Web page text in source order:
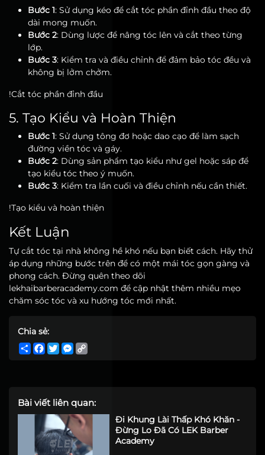
Bước 1: Sử dụng kéo để cắt tóc phần đỉnh đầu theo độ
dài mong muốn.
Bước 2: Dùng lược để nâng tóc lên và cắt theo từng
lớp.
Bước 3: Kiểm tra và điều chỉnh để đảm bảo tóc đều và
không bị lởm chởm.
!Cắt tóc phần đỉnh đầu
5. Tạo Kiểu và Hoàn Thiện
Bước 1: Sử dụng tông đơ hoặc dao cạo để làm sạch
đường viền tóc và gáy.
Bước 2: Dùng sản phẩm tạo kiểu như gel hoặc sáp để
tạo kiểu tóc theo ý muốn.
Bước 3: Kiểm tra lần cuối và điều chỉnh nếu cần thiết.
!Tạo kiểu và hoàn thiện
Kết Luận
Tự cắt tóc tại nhà không hề khó nếu bạn biết cách. Hãy thử
áp dụng những bước trên để có một mái tóc gọn gàng và
phong cách. Đừng quên theo dõi
lekhaibarberacademy.com để cập nhật thêm nhiều mẹo
chăm sóc tóc và xu hướng tóc mới nhất.
Chia sẻ:
ShareFacebook
TwitterMessenger
Bài viết liên quan:
Đi Khung Lài Thấp Khó Khăn -
Đừng Lo Đã Có LEK Barber
Academy